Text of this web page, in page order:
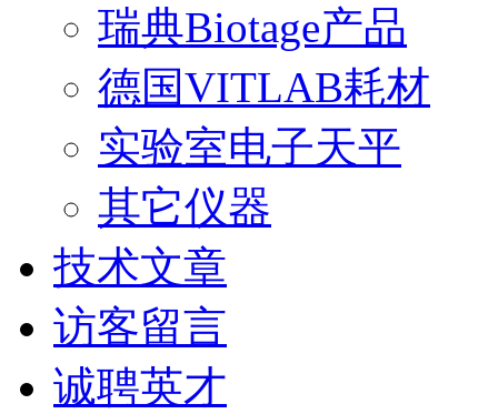
瑞典Biotage产品
德国VITLAB耗材
实验室电子天平
其它仪器
技术文章
访客留言
诚聘英才